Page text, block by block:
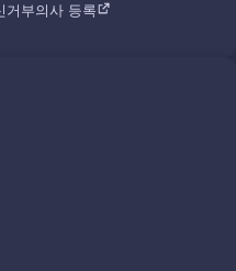
거부의사 등록